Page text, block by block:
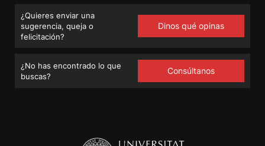
¿Quieres enviar una
sugerencia, queja o
felicitación?
Dinos qué opinas
¿No has encontrado lo que
buscas?
Consúltanos